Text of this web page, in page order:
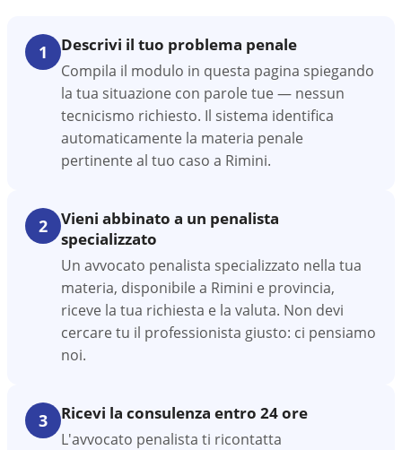
1 Descrivi il tuo problema penale
Compila il modulo in questa pagina spiegando
la tua situazione con parole tue — nessun
tecnicismo richiesto. Il sistema identifica
automaticamente la materia penale
pertinente al tuo caso a Rimini.
2
Vieni abbinato a un penalista
specializzato
Un avvocato penalista specializzato nella tua
materia, disponibile a Rimini e provincia,
riceve la tua richiesta e la valuta. Non devi
cercare tu il professionista giusto: ci pensiamo
noi.
3 Ricevi la consulenza entro 24 ore
L'avvocato penalista ti ricontatta